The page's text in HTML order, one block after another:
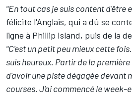
"En tout cas je suis content d'être
félicite l'Anglais, qui a dû se
ligne à Phillip Island, puis de la
"C'est un petit peu mieux cette
suis heureux. Partir de la
d'avoir une piste dégagée devant
courses. J'ai commencé le week-